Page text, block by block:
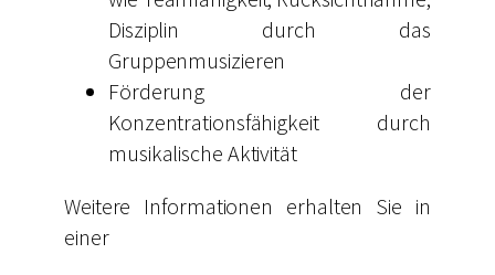
Disziplin durch das
Gruppenmusizieren
Förderung der
Konzentrationsfähigkeit durch
musikalische Aktivität
Weitere Informationen erhalten Sie in
einer